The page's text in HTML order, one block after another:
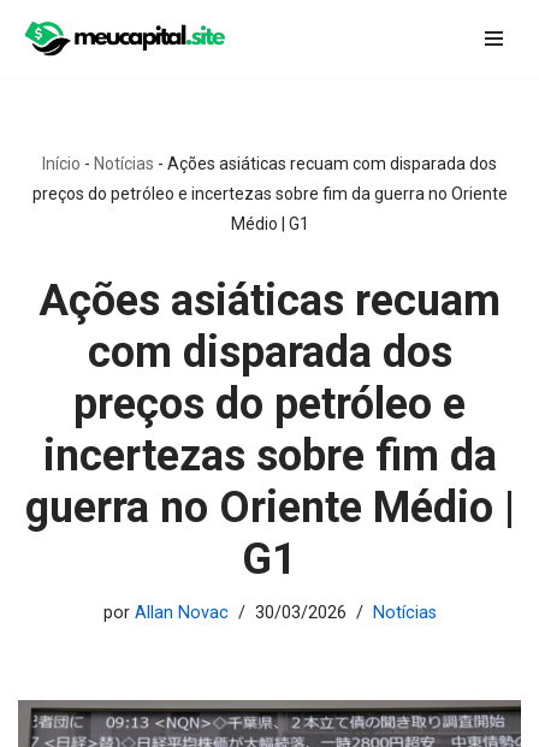
conteúdo
Início - Notícias - Ações asiáticas recuam com disparada dos
preços do petróleo e incertezas sobre fim da guerra no Oriente
Médio | G1
Ações asiáticas recuam
com disparada dos
preços do petróleo e
incertezas sobre fim da
guerra no Oriente Médio |
G1
por Allan Novac 30/03/2026 Notícias